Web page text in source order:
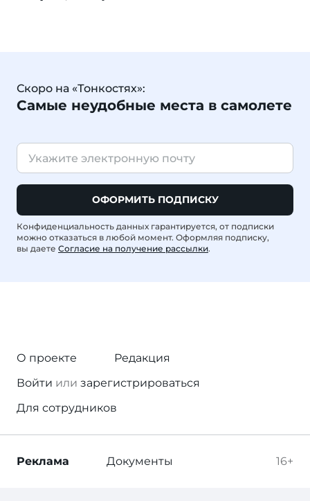
Скоро на «Тонкостях»:
Самые неудобные места в самолете
ОФОРМИТЬ ПОДПИСКУ
Конфиденциальность данных гарантируется, от подписки
можно отказаться в любой момент. Оформляя подписку,
вы даете Согласие на получение рассылки.
О проекте
Редакция
Войти или зарегистрироваться
Для сотрудников
16+
Реклама Документы